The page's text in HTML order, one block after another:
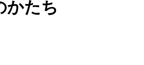
かたち